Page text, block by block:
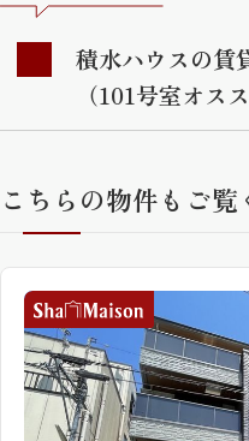
積水ハウスの賃
（101号室オス
こちらの物件もご覧